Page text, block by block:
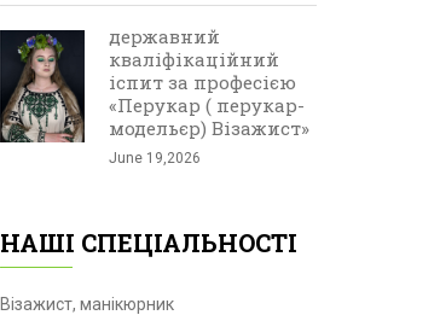
державний
кваліфікаційний
іспит за професією
«Перукар ( перукар-
модельєр) Візажист»
June 19,2026
НАШІ СПЕЦІАЛЬНОСТІ
Візажист, манікюрник